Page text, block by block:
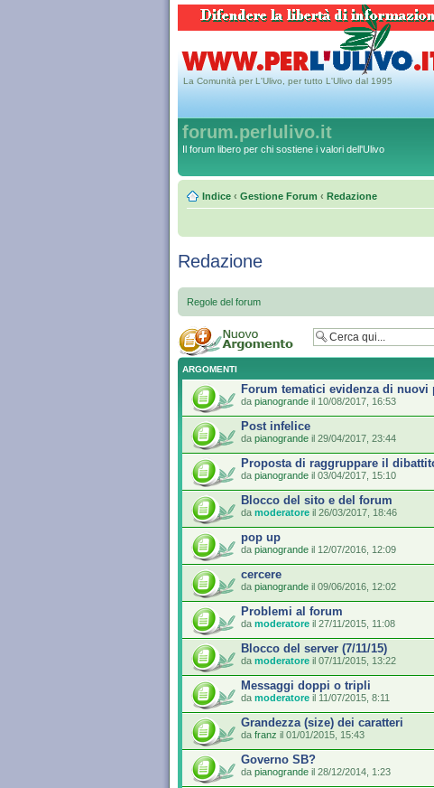
La Comunità per L'Ulivo, per tutto L'Ulivo dal 1995
forum.perlulivo.it
Il forum libero per chi sostiene i valori dell'Ulivo
Indice ‹ Gestione Forum ‹ Redazione
Redazione
Regole del forum
ARGOMENTI
Forum tematici evidenza di nuovi
da pianogrande il 10/08/2017, 16:53
Post infelice
da pianogrande il 29/04/2017, 23:44
Proposta di raggruppare il
da pianogrande il 03/04/2017, 15:10
Blocco del sito e del forum
da moderatore il 26/03/2017, 18:46
pop up
da pianogrande il 12/07/2016, 12:09
cercere
da pianogrande il 09/06/2016, 12:02
Problemi al forum
da moderatore il 27/11/2015, 11:08
Blocco del server (7/11/15)
da moderatore il 07/11/2015, 13:22
Messaggi doppi o tripli
da moderatore il 11/07/2015, 8:11
Grandezza (size) dei caratteri
da franz il 01/01/2015, 15:43
Governo SB?
da pianogrande il 28/12/2014, 1:23